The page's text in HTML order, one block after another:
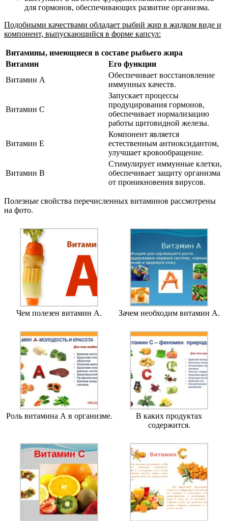
для гормонов, обеспечивающих развитие организма.
Подобными качествами обладает рыбий жир в жидком виде и
компонент, выпускающийся в форме капсул:
Витамины, имеющиеся в составе рыбьего жира
Витамин
Его функции
Витамин А
Обеспечивает восстановление
иммунных качеств.
Витамин С
Запускает процессы
продуцирования гормонов,
обеспечивает нормализацию
работы щитовидной железы.
Витамин Е
Компонент является
естественным антиоксидантом,
улучшает кровообращение.
Витамин В
Стимулирует иммунные клетки,
обеспечивает защиту организма
от проникновения вирусов.
Полезные свойства перечисленных витаминов рассмотрены
на фото.
Чем полезен витамин А. Зачем необходим витамин А.
Роль витамина А в организме.
В каких продуктах
содержится.